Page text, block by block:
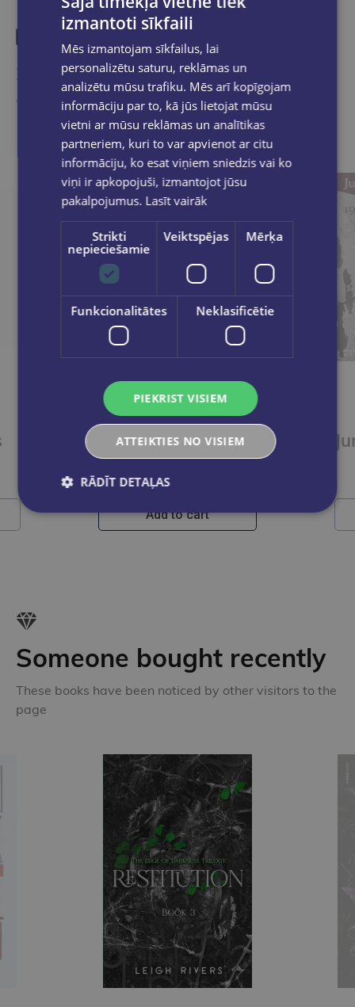
Similar products
Take a look
Bildē būt, gaiši zils
Add to cart
Someone bought recently
These books have been noticed by other visitors to the
page
izmantoti sīkfaili
Mēs izmantojam sīkfailus, lai
personalizētu saturu, reklāmas un
analizētu mūsu trafiku. Mēs arī kopīgojam
informāciju par to, kā jūs lietojat mūsu
vietni ar mūsu reklāmas un analītikas
partneriem, kuri to var apvienot ar citu
informāciju, ko esat viņiem sniedzis vai ko
viņi ir apkopojuši, izmantojot jūsu
pakalpojumus. Lasīt vairāk
Strikti
nepieciešamie
Veiktspējas Mērķa
Funkcionalitātes Neklasificētie
PIEKRIST VISIEM
ATTEIKTIES NO VISIEM
RĀDĪT DETAĻAS